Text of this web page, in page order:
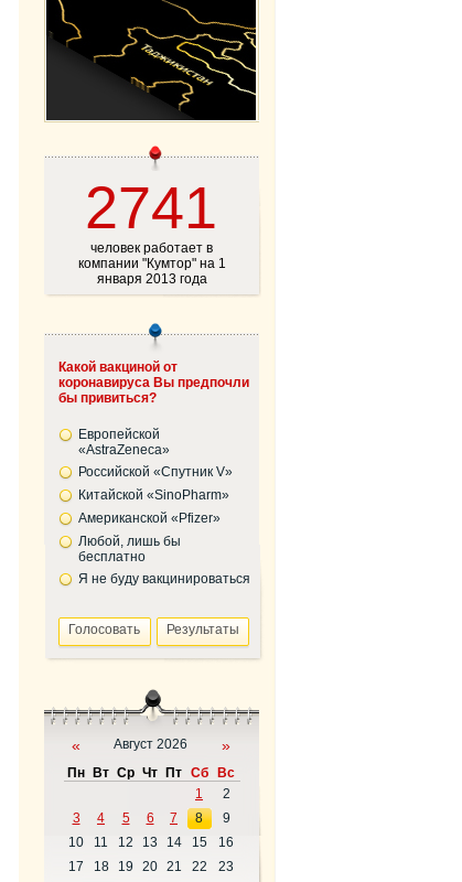
2741
человек работает в
компании "Кумтор" на 1
января 2013 года
Какой вакциной от
коронавируса Вы предпочли
бы привиться?
Европейской
«AstraZeneca»
Российской «Спутник V»
Китайской «SinoPharm»
Американской «Pfizer»
Любой, лишь бы
бесплатно
Я не буду вакцинироваться
« Август 2026 »
Пн Вт Ср Чт Пт Сб
Вс
1
2
3
4 5 6 7 8
9
10
11 12 13 14 15
16
17
18 19 20 21 22
23